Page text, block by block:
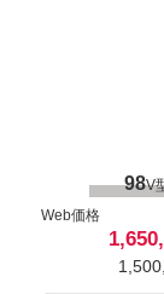
98V
Web価格